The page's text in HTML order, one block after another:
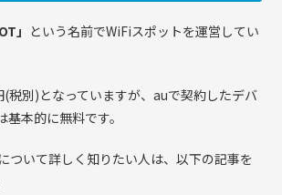
」 という名前でWiFiスポットを運営してい
税別)となっていますが、auで契約したデバ
本的に無料です。
ついて詳しく知りたい人は、以下の記事を